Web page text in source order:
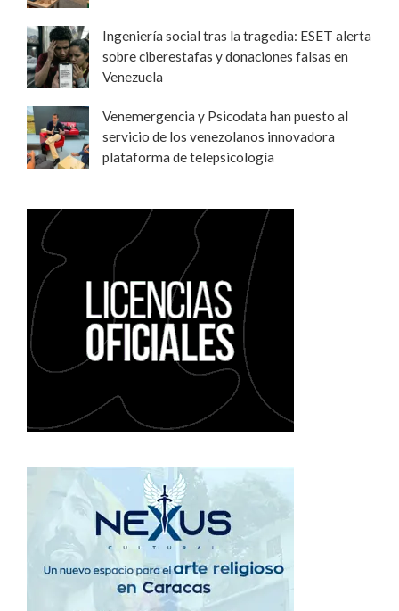
Ingeniería social tras la tragedia: ESET alerta
sobre ciberestafas y donaciones falsas en
Venezuela
Venemergencia y Psicodata han puesto al
servicio de los venezolanos innovadora
plataforma de telepsicología